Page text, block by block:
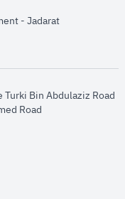
- Jadaratopens in new
Bin Abdulaziz Road
Road​